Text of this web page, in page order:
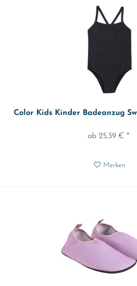
Color Kids Kinder Badeanzug
ab 25,39 € *
Merken